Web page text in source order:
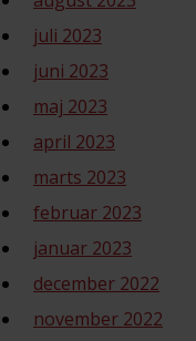
juli 2023
juni 2023
maj 2023
april 2023
marts 2023
februar 2023
januar 2023
december 2022
november 2022